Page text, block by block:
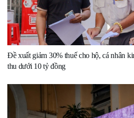
Đề xuất giảm 30% thuế cho hộ, cá nhân
thu dưới 10 tỷ đồng